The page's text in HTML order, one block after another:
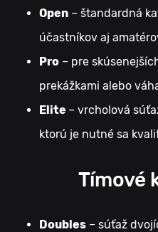
Open – štandardná
účastníkov aj
Pro – pre
prekážkami alebo
Elite – vrcholová
ktorú je nutné sa
Tímové
Doubles – súťaž